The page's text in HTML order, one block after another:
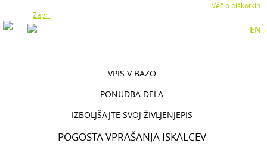
Več o piškotkih...
Zapri
EN
VPIS V BAZO
PONUDBA DELA
IZBOLJŠAJTE SVOJ ŽIVLJENJEPIS
POGOSTA VPRAŠANJA ISKALCEV